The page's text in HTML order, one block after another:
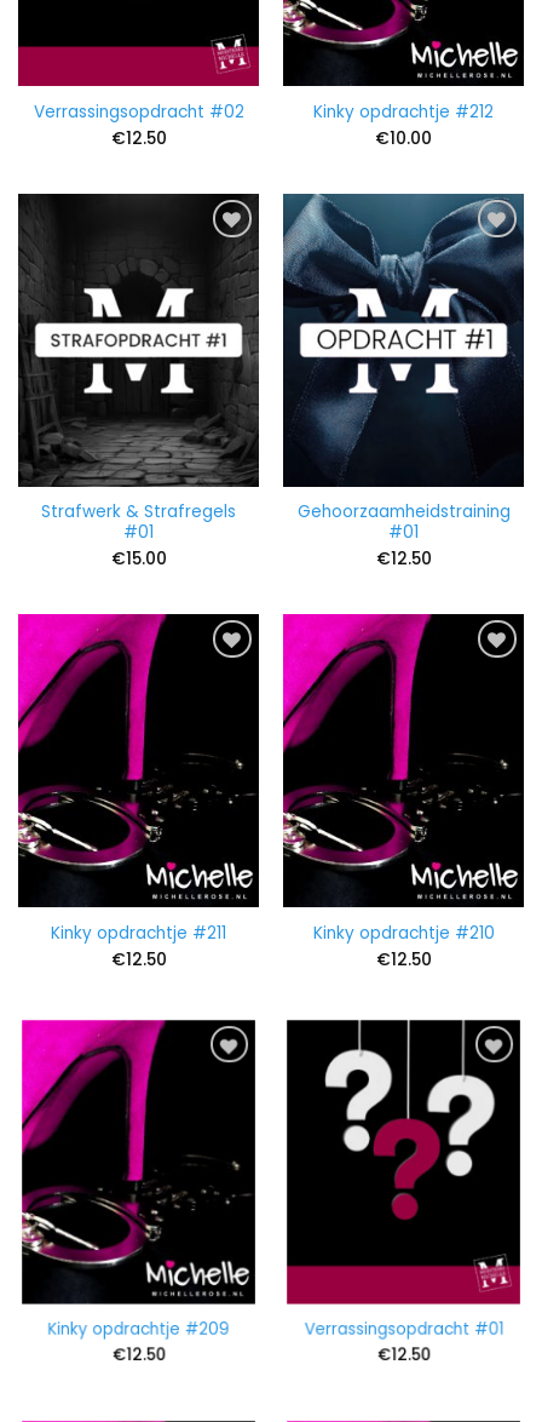
Verrassingsopdracht #02
€12.50
Kinky opdrachtje #212
€10.00
Strafwerk & Strafregels
#01
€15.00
Gehoorzaamheidstraining
#01
€12.50
Kinky opdrachtje #211
€12.50
Kinky opdrachtje #210
€12.50
Kinky opdrachtje #209
€12.50
Verrassingsopdracht #01
€12.50